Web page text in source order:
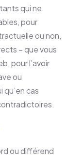
qui ne
pour
ou non,
– que vous
pour l’avoir
ou
cas
ou différend